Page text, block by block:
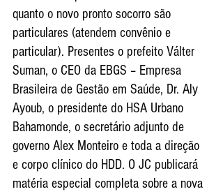
quanto o novo pronto socorro são
particulares (atendem convênio e
particular). Presentes o prefeito Válter
Suman, o CEO da EBGS – Empresa
Brasileira de Gestão em Saúde, Dr. Aly
Ayoub, o presidente do HSA Urbano
Bahamonde, o secretário adjunto de
governo Alex Monteiro e toda a direção
e corpo clínico do HDD. O JC publicará
matéria especial completa sobre a nova